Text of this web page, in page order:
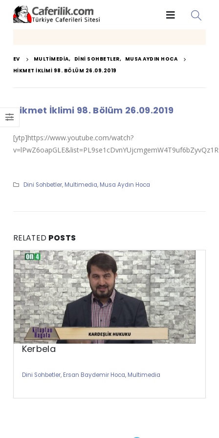
EV MULTIMEDIA, DINI SOHBETLER, MUSA AYDIN HOCA
HIKMET İKLIMI 98. BÖLÜM 26.09.2019
Hikmet İklimi 98. Bölüm 26.09.2019
[ytp]https://www.youtube.com/watch?
Dini Sohbetler, Multimedia, Musa Aydın Hoca
RELATED POSTS
Kerbela
Dini Sohbetler, Ersan Baydemir Hoca, Multimedia